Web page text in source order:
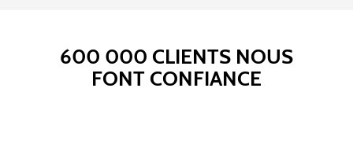
600 000 CLIENTS NOUS
FONT CONFIANCE